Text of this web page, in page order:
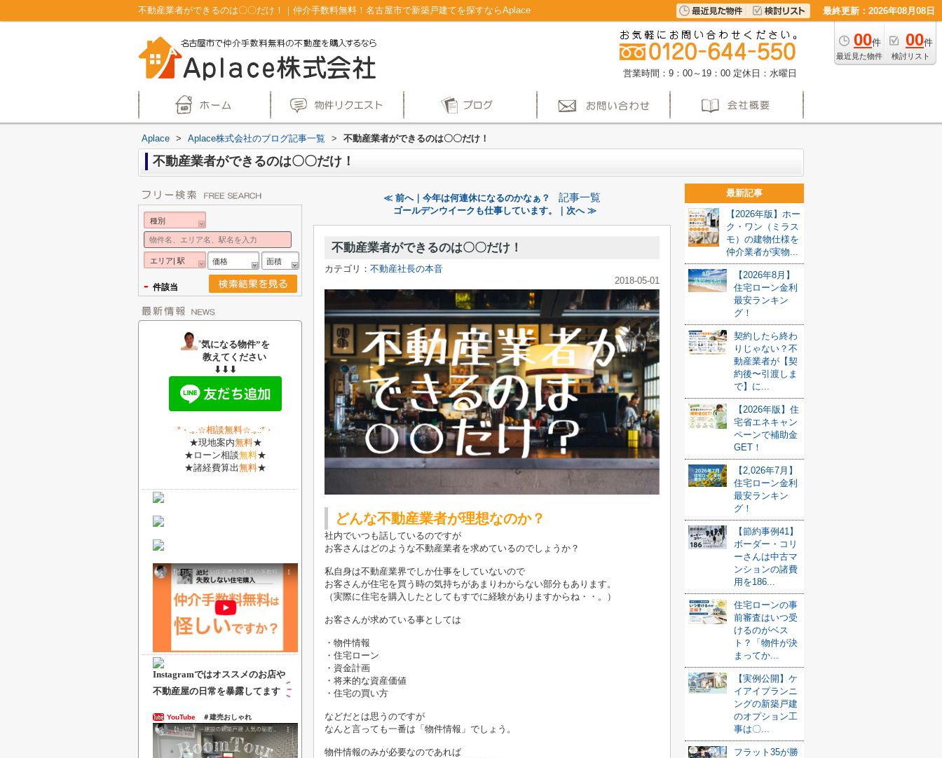
不動産業者ができるのは〇〇だけ！｜仲介手数料無料！名古屋市で新築戸建てを探すならAplace 最終更新：2026年08月08日
00件
最近見た物件
00件
検討リスト
営業時間：9：00～19：00 定休日：水曜日
Aplace > Aplace株式会社のブログ記事一覧 > 不動産業者ができるのは〇〇だけ！
不動産業者ができるのは〇〇だけ！
≪ 前へ｜今年は何連休になるのかなぁ？ 記事一覧
ゴールデンウイークも仕事しています。｜次へ ≫
不動産業者ができるのは〇〇だけ！
カテゴリ： 不動産社長の本音
2018-05-01
どんな不動産業者が理想なのか？
社内でいつも話しているのですが
お客さんはどのような不動産業者を求めているのでしょうか？
私自身は不動産業界でしか仕事をしていないので
お客さんが住宅を買う時の気持ちがあまりわからない部分もあります。
（実際に住宅を購入したとしてもすでに経験がありますからね・・。）
お客さんが求めている事としては
・物件情報
・住宅ローン
・資金計画
・将来的な資産価値
・住宅の買い方
などだとは思うのですが
なんと言っても一番は「物件情報」でしょう。
物件情報のみが必要なのであれば
最新記事
【2026年版】ホー
ク・ワン（ミラス
モ）の建物仕様を
仲介業者が実物...
【2026年8月】
住宅ローン金利
最安ランキン
グ！
契約したら終わ
りじゃない？不
動産業者が【契
約後〜引渡しま
で】に...
【2026年版】住
宅省エネキャン
ペーンで補助金
GET！
【2,026年7月】
住宅ローン金利
最安ランキン
グ！
【節約事例41】
ボーダー・コリ
ーさんは中古マ
ンションの諸費
用を186...
住宅ローンの事
前審査はいつ受
けるのがベス
ト？「物件が決
まってか...
【実例公開】ケ
イアイプランニ
ングの新築戸建
のオプション工
事は〇...
フラット35が勝
種別
エリア| 駅 価格 面積
- 件該当
”気になる物件”を
教えてください
⬇⬇⬇
*・ .｡.☆相談無料☆.｡.:*・
★現地案内無料★
★ローン相談無料★
★諸経費算出無料★
Instagramではオススメのお店や
不動産屋の日常を暴露してます
YouTube ＃建売おしゃれ